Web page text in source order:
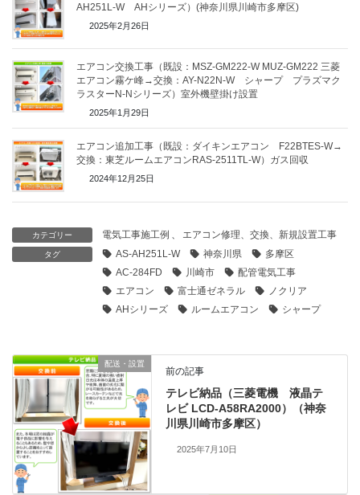
AH251L-W AHシリーズ）(神奈川県川崎市多摩区)
2025年2月26日
エアコン交換工事（既設：MSZ-GM222-W MUZ-GM222 三菱
エアコン霧ケ峰→交換：AY-N22N-W シャープ プラズマク
ラスターN-Nシリーズ）室外機壁掛け設置
2025年1月29日
エアコン追加工事（既設：ダイキンエアコン F22BTES-W→
交換：東芝ルームエアコンRAS-2511TL-W）ガス回収
2024年12月25日
カテゴリー 電気工事施工例 エアコン修理、交換、新規設置工事
タグ AS-AH251L-W 神奈川県
多摩区
AC-284FD
川崎市
配管電気工事
エアコン
富士通ゼネラル
ノクリア
AHシリーズ
ルームエアコン シャープ
配送・設置
前の記事
テレビ納品（三菱電機 液晶テ
レビ LCD-A58RA2000）（神奈
川県川崎市多摩区）
2025年7月10日